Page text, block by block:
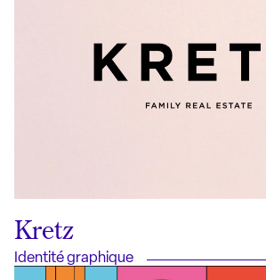
Kretz
Identité graphique